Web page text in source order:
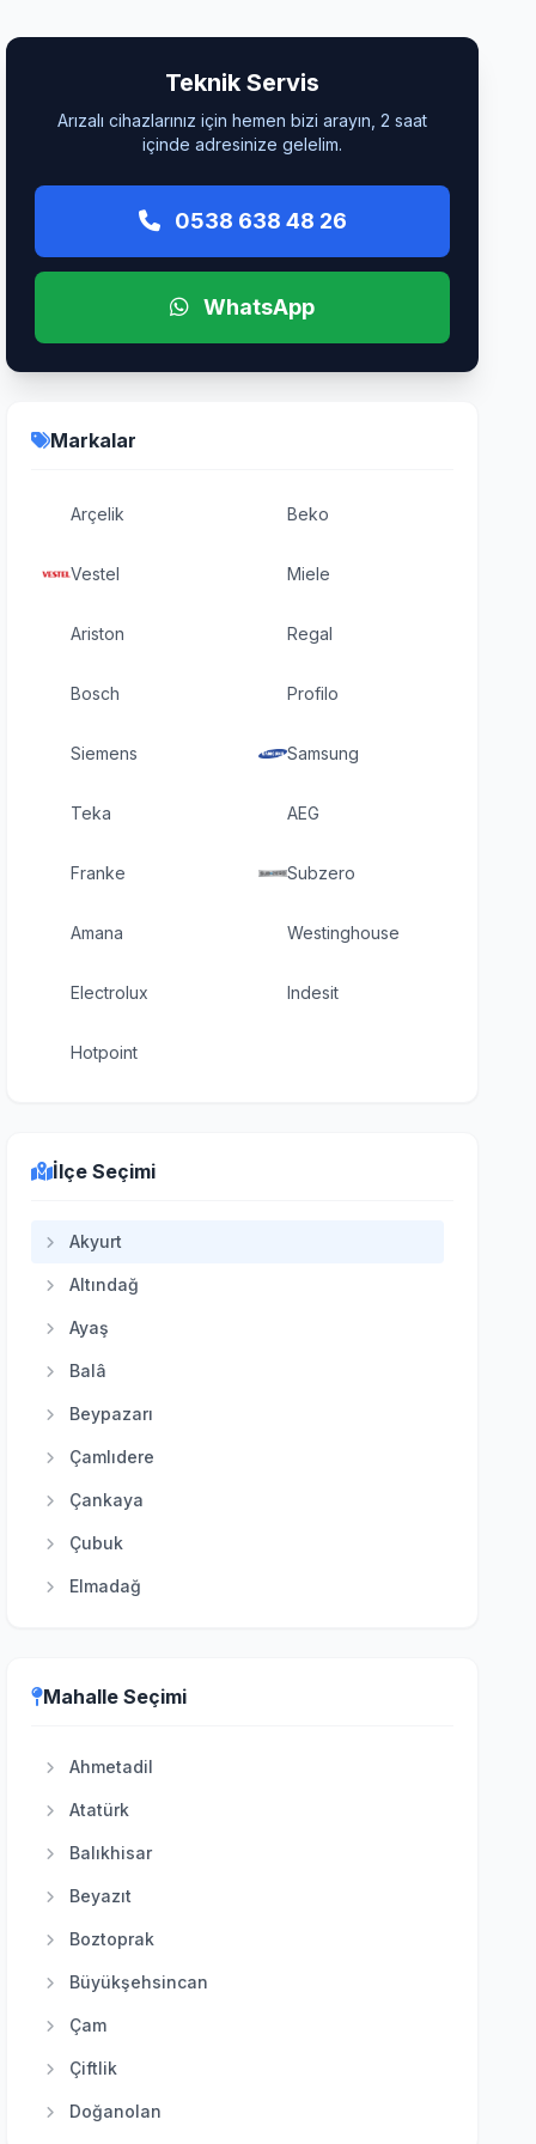
Teknik Servis
Arızalı cihazlarınız için hemen bizi arayın, 2 saat
içinde adresinize gelelim.
0538 638 48 26
WhatsApp
Markalar
Arçelik Beko
Vestel Miele
Ariston Regal
Bosch Profilo
Siemens Samsung
Teka AEG
Franke Subzero
Amana Westinghouse
Electrolux Indesit
Hotpoint
İlçe Seçimi
Akyurt
Altındağ
Ayaş
Balâ
Beypazarı
Çamlıdere
Çankaya
Çubuk
Elmadağ
Güdül
Haymana
Kahramankazan
Kalecik
Keçiören
Kızılcahamam
Mamak
Nallıhan
Polatlı
Mahalle Seçimi
Ahmetadil
Atatürk
Balıkhisar
Beyazıt
Boztoprak
Büyükşehsincan
Çam
Çiftlik
Doğanolan